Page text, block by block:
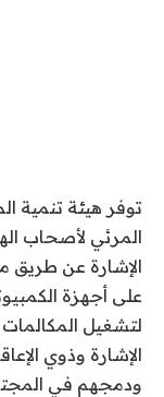
توفر هيئة تنمية
المرئي لأصحاب
الإشارة عن طريق
على أجهزة
لتشغيل
الإشارة وذوي
ودمجهم في